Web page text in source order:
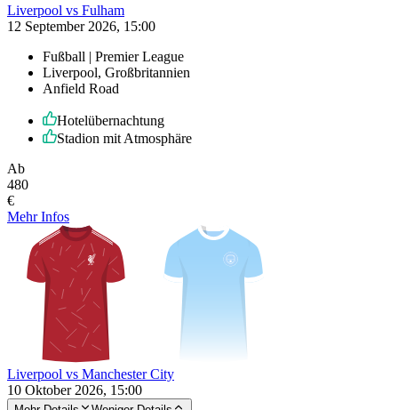
Liverpool vs Fulham
12 September 2026, 15:00
Fußball | Premier League
Liverpool, Großbritannien
Anfield Road
Hotelübernachtung
Stadion mit Atmosphäre
Ab
480
€
Mehr Infos
Liverpool vs Manchester City
10 Oktober 2026, 15:00